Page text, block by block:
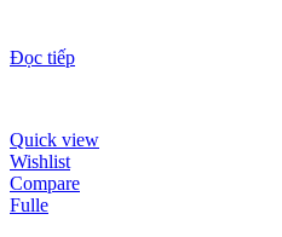
Đọc tiếp
Quick view
Wishlist
Compare
Fulle